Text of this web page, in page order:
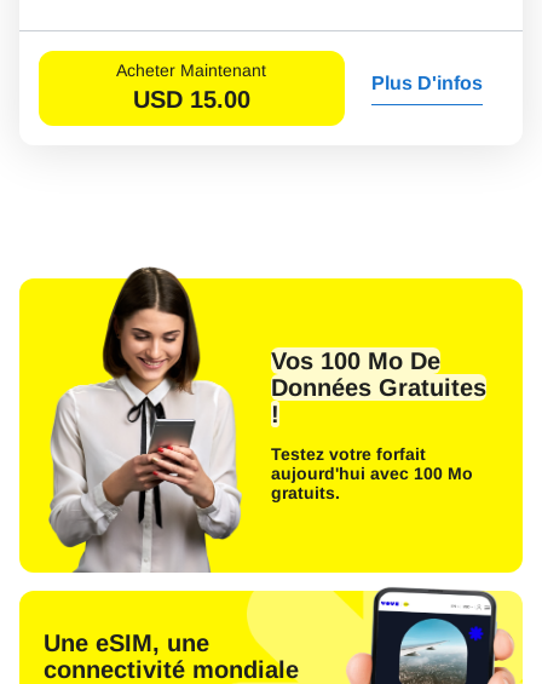
Acheter Maintenant
USD 15.00
Plus D'infos
Vos 100 Mo De
Données Gratuites
!
Testez votre forfait
aujourd'hui avec 100 Mo
gratuits.
Une eSIM, une
connectivité mondiale